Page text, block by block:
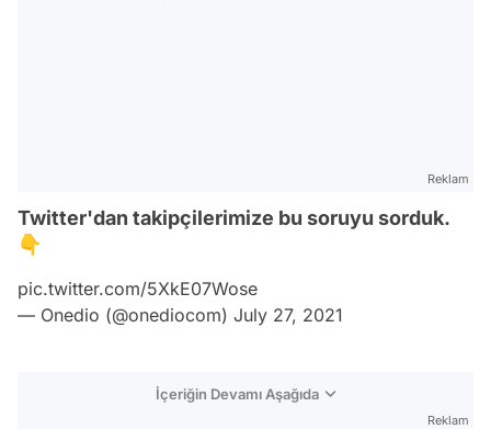
Reklam
Twitter'dan takipçilerimize bu soruyu sorduk.
👇
pic.twitter.com/5XkE07Wose
— Onedio (@onediocom) July 27, 2021
İçeriğin Devamı Aşağıda
Reklam